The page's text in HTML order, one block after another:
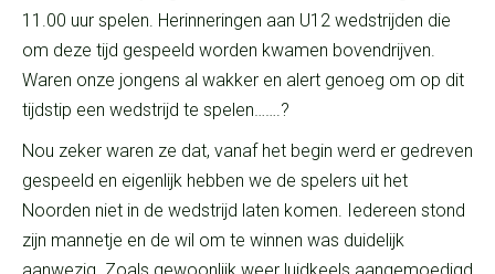
11.00 uur spelen. Herinneringen aan U12 wedstrijden die
om deze tijd gespeeld worden kwamen bovendrijven.
Waren onze jongens al wakker en alert genoeg om op dit
tijdstip een wedstrijd te spelen…….?
Nou zeker waren ze dat, vanaf het begin werd er gedreven
gespeeld en eigenlijk hebben we de spelers uit het
Noorden niet in de wedstrijd laten komen. Iedereen stond
zijn mannetje en de wil om te winnen was duidelijk